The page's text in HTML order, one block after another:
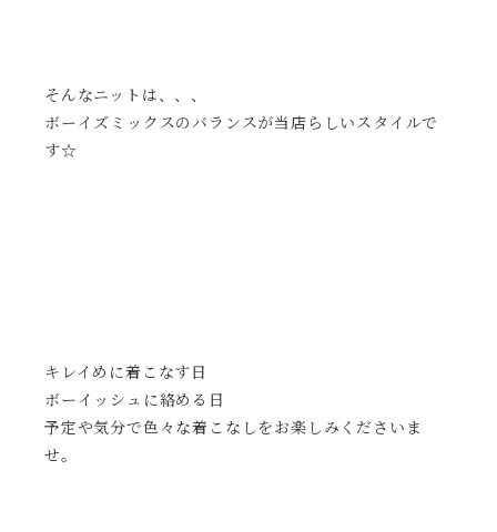
そんなニットは、、、
ボーイズミックスのバランスが当店らしいスタイルで
す☆
キレイめに着こなす日
ボーイッシュに絡める日
予定や気分で色々な着こなしをお楽しみくださいま
せ。